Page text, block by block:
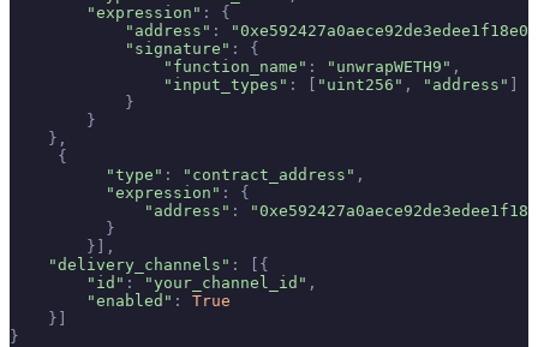
        "expression"
:
{
            "address"
:
            "signature"
:
{
                "function_name"
: "unwrapWETH9" ,
                "input_types"
: [ "uint256" , "address" ]
            }
        }
    },
     {
          "type"
: "contract_address" ,
          "expression"
:
{
              "address"
:
          }
        }],
    "delivery_channels"
:
[{
        "id"
: "your_channel_id" ,
        "enabled"
:
True
    }]
}